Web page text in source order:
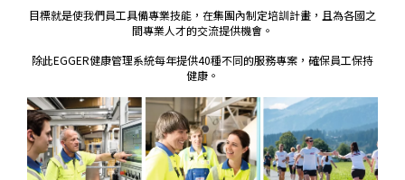
目標就是使我們員工具備專業技能，在集團內制定培訓計畫，且為各國之
間專業人才的交流提供機會。
除此EGGER健康管理系統每年提供40種不同的服務專案，確保員工保持
健康。